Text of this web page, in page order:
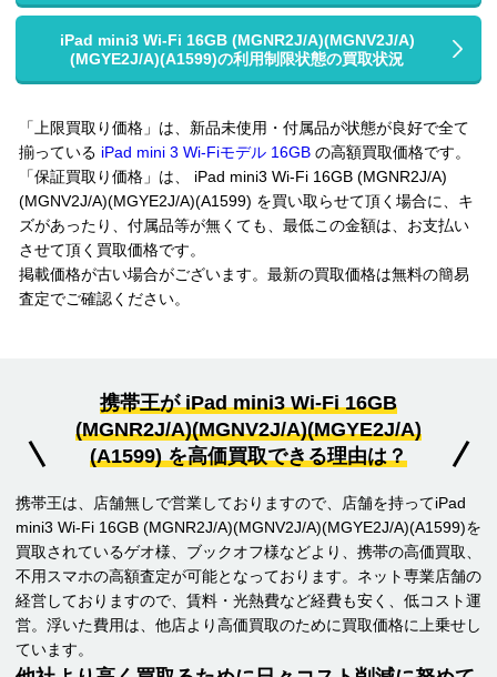
iPad mini3 Wi-Fi 16GB (MGNR2J/A)(MGNV2J/A)
(MGYE2J/A)(A1599)の利用制限状態の買取状況
「上限買取り価格」は、新品未使用・付属品が状態が良好で全て
揃っている iPad mini 3 Wi-Fiモデル 16GB の高額買取価格です。
「保証買取り価格」は、 iPad mini3 Wi-Fi 16GB (MGNR2J/A)
(MGNV2J/A)(MGYE2J/A)(A1599) を買い取らせて頂く場合に、キ
ズがあったり、付属品等が無くても、最低この金額は、お支払い
させて頂く買取価格です。
掲載価格が古い場合がございます。最新の買取価格は無料の簡易
査定でご確認ください。
携帯王が iPad mini3 Wi-Fi 16GB
(MGNR2J/A)(MGNV2J/A)(MGYE2J/A)
(A1599) を高価買取できる理由は？
携帯王は、店舗無しで営業しておりますので、店舗を持ってiPad
mini3 Wi-Fi 16GB (MGNR2J/A)(MGNV2J/A)(MGYE2J/A)(A1599)を
買取されているゲオ様、ブックオフ様などより、携帯の高価買取、
不用スマホの高額査定が可能となっております。ネット専業店舗の
経営しておりますので、賃料・光熱費など経費も安く、低コスト運
営。浮いた費用は、他店より高価買取のために買取価格に上乗せし
ています。